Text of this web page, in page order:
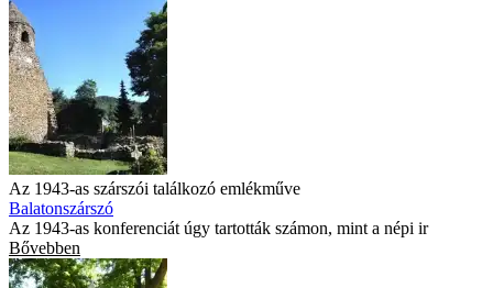
Az 1943-as szárszói találkozó emlékműve
Balatonszárszó
Az 1943-as konferenciát úgy tartották számon, mint a népi ir
Bővebben